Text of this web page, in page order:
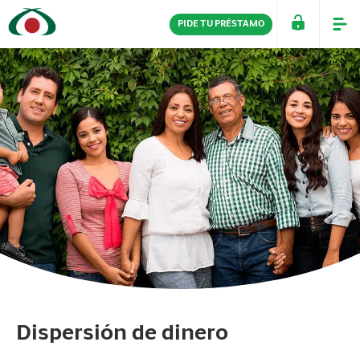
PIDE TU PRÉSTAMO
PERSONAS EMPRESAS
Dispersión de dinero